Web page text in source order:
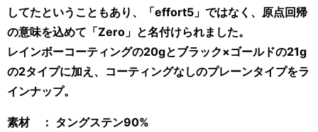
してたということもあり、「effort5」ではなく、原点回帰
の意味を込めて「Zero」と名付けられました。
レインボーコーティングの20gとブラック×ゴールドの21g
の2タイプに加え、コーティングなしのプレーンタイプをラ
インナップ。
素材 ： タングステン90%